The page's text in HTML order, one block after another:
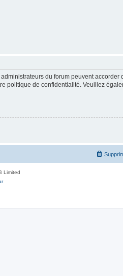
du forum peuvent
politique de confidentialité. Veuillez
Limited